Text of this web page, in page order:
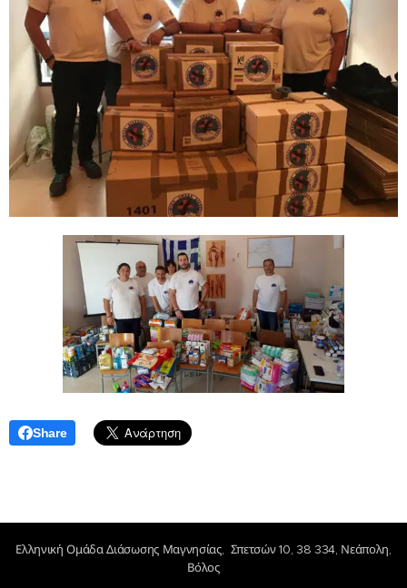
Share
Ελληνική Ομάδα Διάσωσης Μαγνησίας, Σπετσών 10, 38 334, Νεάπολη,
Βόλος